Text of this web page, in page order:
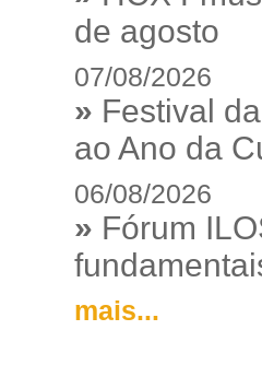
de agosto
07/08/2026
» Festival
ao Ano da
06/08/2026
» Fórum
mais...